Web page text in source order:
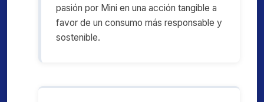
pasión por Mini en una acción tangible a
favor de un consumo más responsable y
sostenible.